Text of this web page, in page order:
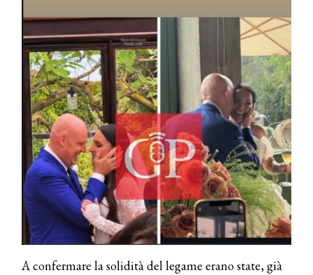
A confermare la solidità del legame erano state, già